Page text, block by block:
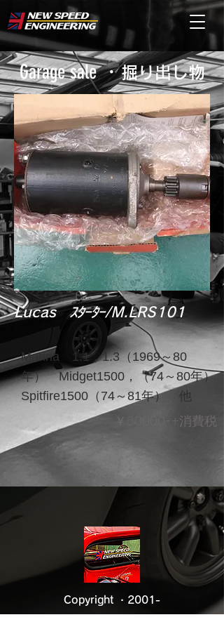
Garage sale ・掘り出し物
Lucas ｽﾀｰﾀｰ/M.LRS101
Marina 1.1，1.3（1969～80
年） Midget1500，（74～80年）
Spitfire1500（74～81年） 他
￥60000.-+消費税
Copyright ・2001-